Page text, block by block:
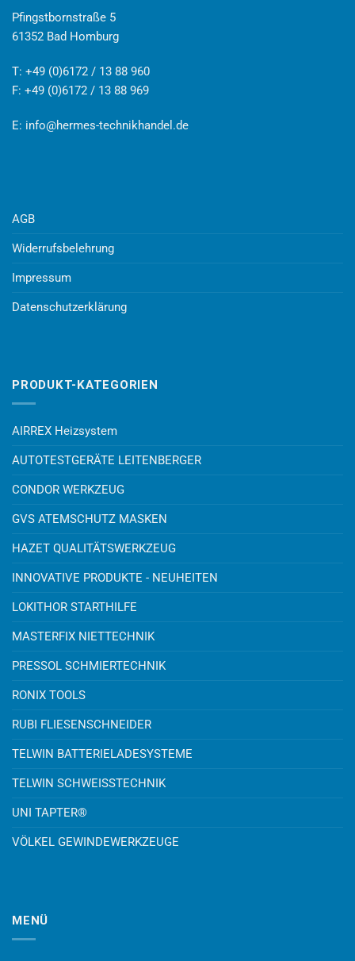
Pfingstbornstraße 5
61352 Bad Homburg
T: +49 (0)6172 / 13 88 960
F: +49 (0)6172 / 13 88 969
E: info@hermes-technikhandel.de
AGB
Widerrufsbelehrung
Impressum
Datenschutzerklärung
PRODUKT-KATEGORIEN
AIRREX Heizsystem
AUTOTESTGERÄTE LEITENBERGER
CONDOR WERKZEUG
GVS ATEMSCHUTZ MASKEN
HAZET QUALITÄTSWERKZEUG
INNOVATIVE PRODUKTE - NEUHEITEN
LOKITHOR STARTHILFE
MASTERFIX NIETTECHNIK
PRESSOL SCHMIERTECHNIK
RONIX TOOLS
RUBI FLIESENSCHNEIDER
TELWIN BATTERIELADESYSTEME
TELWIN SCHWEISSTECHNIK
UNI TAPTER®
VÖLKEL GEWINDEWERKZEUGE
MENÜ